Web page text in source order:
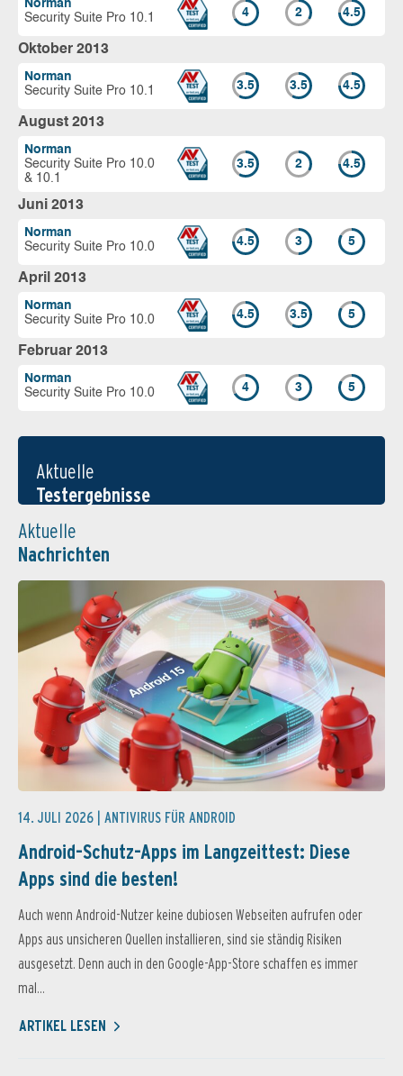
Norman
Security Suite Pro 10.1
4 2 4.5
Oktober 2013
Norman
Security Suite Pro 10.1
3.5 3.5 4.5
August 2013
Norman
Security Suite Pro 10.0
& 10.1
3.5 2 4.5
Juni 2013
Norman
Security Suite Pro 10.0
4.5 3 5
April 2013
Norman
Security Suite Pro 10.0
4.5 3.5 5
Februar 2013
Norman
Security Suite Pro 10.0
4 3 5
Aktuelle
Testergebnisse
Aktuelle
Nachrichten
14. JULI 2026 | ANTIVIRUS FÜR ANDROID
Android-Schutz-Apps im Langzeittest: Diese
Apps sind die besten!
Auch wenn Android-Nutzer keine dubiosen Webseiten aufrufen oder
Apps aus unsicheren Quellen installieren, sind sie ständig Risiken
ausgesetzt. Denn auch in den Google-App-Store schaffen es immer
mal...
ARTIKEL LESEN